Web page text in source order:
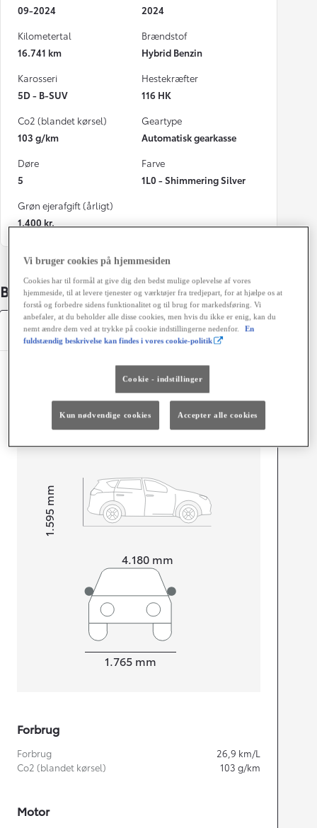
09-2024
2024
Kilometertal
16.741 km
Brændstof
Hybrid Benzin
Karosseri
5D - B-SUV
Hestekræfter
116 HK
Co2 (blandet kørsel)
103 g/km
Geartype
Automatisk gearkasse
Døre
5
Farve
1L0 - Shimmering Silver
Grøn ejerafgift (årligt)
1.400 kr.
Bildetaljer
Specifikationer
Dimensioner og mål
5
5
4.180 mm
Højt1.595
mm
1.765 mm
Forbrug
Forbrug 26,9 km/L
Co2 (blandet kørsel)
103 g/km
Motor
Vi bruger cookies på hjemmesiden
Cookies har til formål at give dig den bedst mulige oplevelse af vores
hjemmeside, til at levere tjenester og værktøjer fra tredjepart, for at hjælpe os at
forstå og forbedre sidens funktionalitet og til brug for markedsføring. Vi
anbefaler, at du beholder alle disse cookies, men hvis du ikke er enig, kan du
nemt ændre dem ved at trykke på cookie indstillingerne nedenfor.
En
fuldstændig beskrivelse kan findes i vores cookie-politik
Cookie - indstillinger
Kun nødvendige cookies Accepter alle cookies